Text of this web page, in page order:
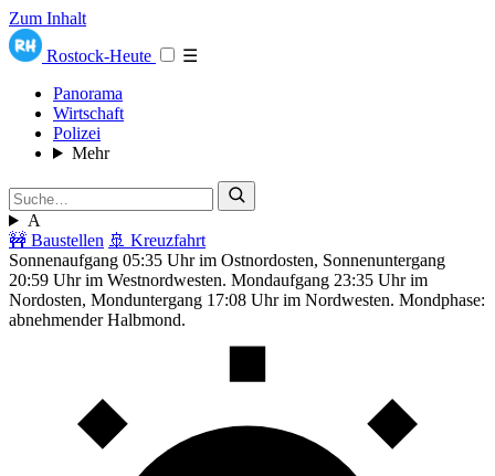
Zum Inhalt
Rostock-Heute
☰
Panorama
Wirtschaft
Polizei
Mehr
A
🚧 Baustellen 🚢 Kreuzfahrt
Sonnenaufgang 05:35 Uhr im Ostnordosten, Sonnenuntergang
20:59 Uhr im Westnordwesten. Mondaufgang 23:35 Uhr im
Nordosten, Monduntergang 17:08 Uhr im Nordwesten. Mondphase:
abnehmender Halbmond.